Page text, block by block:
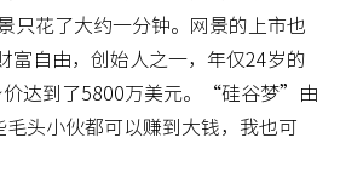
只花了大约一分钟。网景的上市也
富自由，创始人之一，年仅24岁的
价达到了5800万美元。“硅谷梦”由
头小伙都可以赚到大钱，我也可